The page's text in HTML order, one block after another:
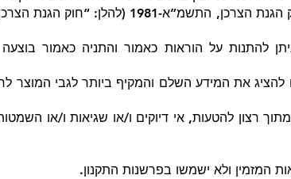
אין באמור בתקנון זה כדי לגרוע מהוראות חוק
להתנות על הוראות כאמור והתניה כאמור
את המידע השלם והמקיף ביותר לגבי המוצר
מתוך רצון להטעות, אי דיוקים ו/או שגיאות ו/או
המזמין ולא ישמשו בפרשנות התקנון.